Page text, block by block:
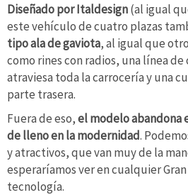
Diseñado por Italdesign(al igual
este vehículo de cuatro plazas
tipo ala de gaviota, al igual que
como rines con radios, una línea
atraviesa toda la carrocería y una
parte trasera.
Fuera de eso,el modelo abandona
de lleno en la modernidad.
y atractivos, que van muy de la
esperaríamos ver en cualquier
tecnología.